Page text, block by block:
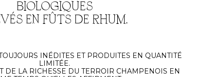
BIOLOGIQUES
EN FÛTS DE RHUM.
INÉDITES ET PRODUITES EN QUANTITÉ
LIMITÉE.
DE LA RICHESSE DU TERROIR CHAMPENOIS EN